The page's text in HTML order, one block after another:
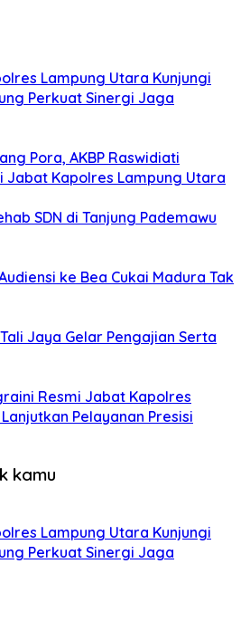
Lampung Utara Kunjungi
Perkuat Sinergi Jaga
Pora, AKBP Raswidiati
Jabat Kapolres Lampung Utara
SDN di Tanjung Pademawu
ke Bea Cukai Madura Tak
Jaya Gelar Pengajian Serta
Resmi Jabat Kapolres
Pelayanan Presisi
kamu
Lampung Utara Kunjungi
Perkuat Sinergi Jaga